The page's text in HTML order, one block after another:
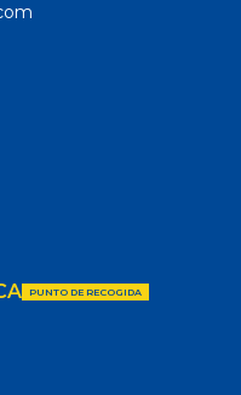
PUNTO DE RECOGIDA